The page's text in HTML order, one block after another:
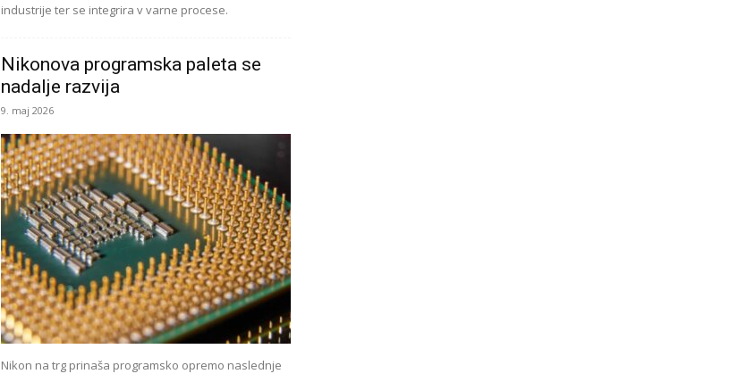
industrije ter se integrira v varne procese.
Nikonova programska paleta se
nadalje razvija
9. maj 2026
Nikon na trg prinaša programsko opremo naslednje